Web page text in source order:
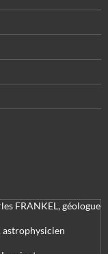
FRANKEL, géologue
astrophysicien